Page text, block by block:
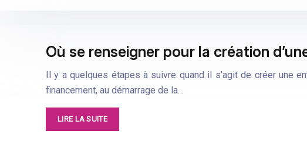
Où se renseigner pour la création
Il y a quelques étapes à suivre quand il s’agit de créer une
financement, au démarrage de la…
LIRE LA SUITE